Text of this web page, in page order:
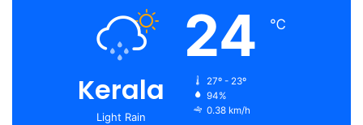
Kerala
Light Rain
24 ℃
27º - 23º
94%
0.38 km/h